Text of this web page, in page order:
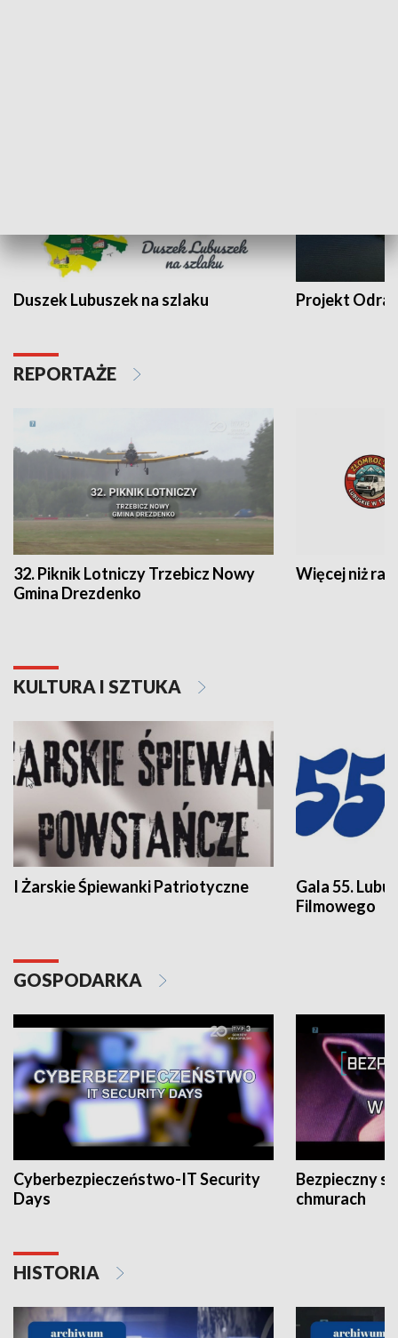
Duszek Lubuszek na szlaku Projekt Odra
REPORTAŻE
32. Piknik Lotniczy Trzebicz Nowy
Gmina Drezdenko
Więcej niż rajd
KULTURA I SZTUKA
I Żarskie Śpiewanki Patriotyczne
Gala 55.
Filmowego
GOSPODARKA
Cyberbezpieczeństwo-IT Security
Days
Bezpieczny
chmurach
HISTORIA